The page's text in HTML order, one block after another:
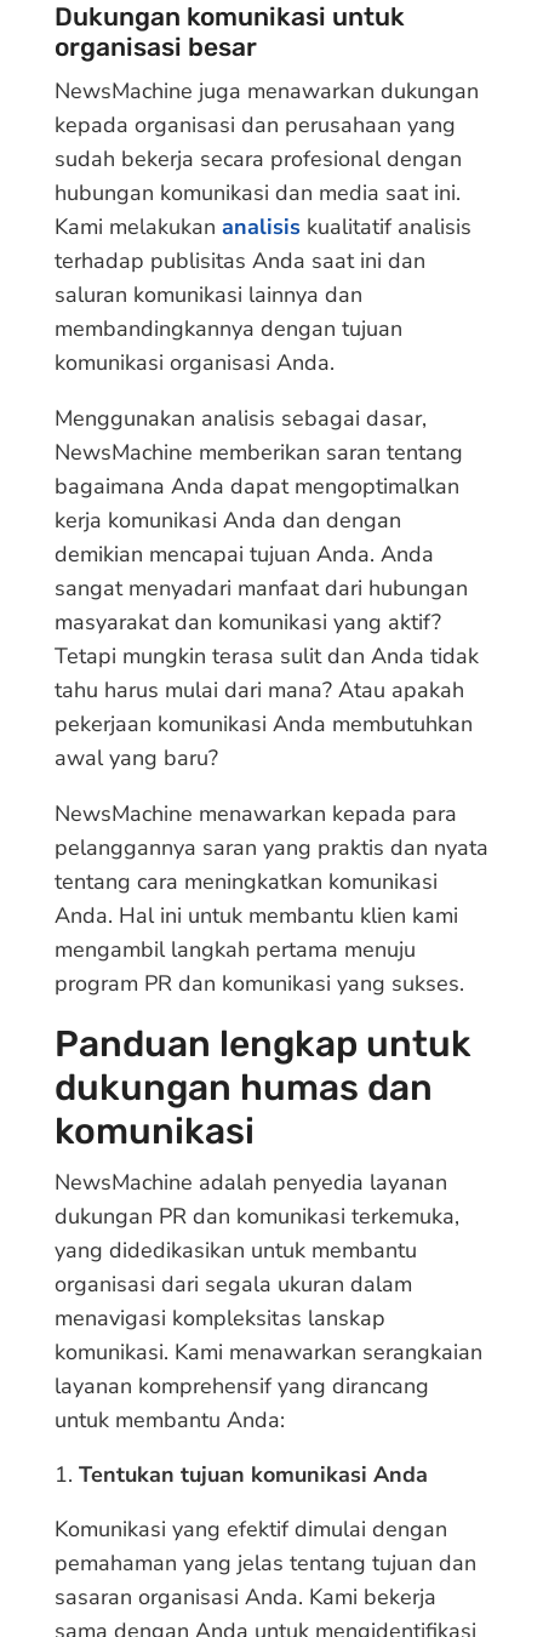
Dukungan komunikasi untuk
organisasi besar
NewsMachine juga menawarkan dukungan
kepada organisasi dan perusahaan yang
sudah bekerja secara profesional dengan
hubungan komunikasi dan media saat ini.
Kami melakukan analisiskualitatif analisis
terhadap publisitas Anda saat ini dan
saluran komunikasi lainnya dan
membandingkannya dengan tujuan
komunikasi organisasi Anda.
Menggunakan analisis sebagai dasar,
NewsMachine memberikan saran tentang
bagaimana Anda dapat mengoptimalkan
kerja komunikasi Anda dan dengan
demikian mencapai tujuan Anda. Anda
sangat menyadari manfaat dari hubungan
masyarakat dan komunikasi yang aktif?
Tetapi mungkin terasa sulit dan Anda tidak
tahu harus mulai dari mana? Atau apakah
pekerjaan komunikasi Anda membutuhkan
awal yang baru?
NewsMachine menawarkan kepada para
pelanggannya saran yang praktis dan nyata
tentang cara meningkatkan komunikasi
Anda. Hal ini untuk membantu klien kami
mengambil langkah pertama menuju
program PR dan komunikasi yang sukses.
Panduan lengkap untuk
dukungan humas dan
komunikasi
NewsMachine adalah penyedia layanan
dukungan PR dan komunikasi terkemuka,
yang didedikasikan untuk membantu
organisasi dari segala ukuran dalam
menavigasi kompleksitas lanskap
komunikasi. Kami menawarkan serangkaian
layanan komprehensif yang dirancang
untuk membantu Anda:
Tentukan tujuan komunikasi Anda
Komunikasi yang efektif dimulai dengan
pemahaman yang jelas tentang tujuan dan
sasaran organisasi Anda. Kami bekerja
sama dengan Anda untuk mengidentifikasi